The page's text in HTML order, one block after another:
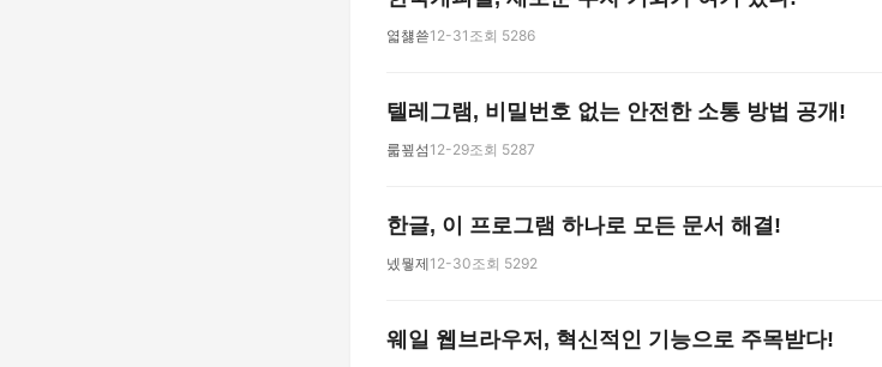
엷첋쑏12-31 조회 5286
텔레그램, 비밀번호 없는 안전한 소통 방법 공개!
룳꾚섬 12-29조회 5287
한글, 이 프로그램 하나로 모든 문서 해결!
넸뭫제12-30조회 5292
웨일 웹브라우저, 혁신적인 기능으로 주목받다!